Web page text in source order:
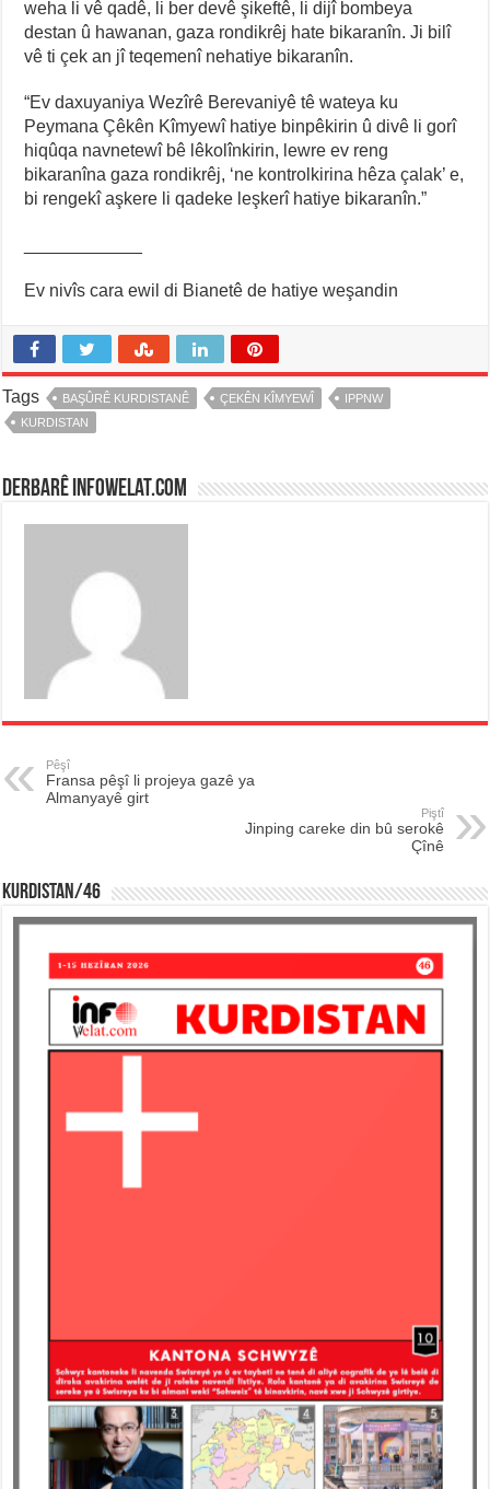
weha li vê qadê, li ber devê şikeftê, li dijî bombeya
destan û hawanan, gaza rondikrêj hate bikaranîn. Ji bilî
vê ti çek an jî teqemenî nehatiye bikaranîn.
“Ev daxuyaniya Wezîrê Berevaniyê tê wateya ku
Peymana Çêkên Kîmyewî hatiye binpêkirin û divê li gorî
hiqûqa navnetewî bê lêkolînkirin, lewre ev reng
bikaranîna gaza rondikrêj, ‘ne kontrolkirina hêza çalak’ e,
bi rengekî aşkere li qadeke leşkerî hatiye bikaranîn.”
Ev nivîs cara ewil di Bianetê de hatiye weşandin
Tags BAŞÛRÊ KURDISTANÊ ÇEKÊN KÎMYEWÎ
IPPNW
KURDISTAN
Derbarê infowelat.com
Pêşî
Fransa pêşî li projeya gazê ya
Almanyayê girt
Piştî
Jinping careke din bû serokê
Çînê
KURDISTAN/46